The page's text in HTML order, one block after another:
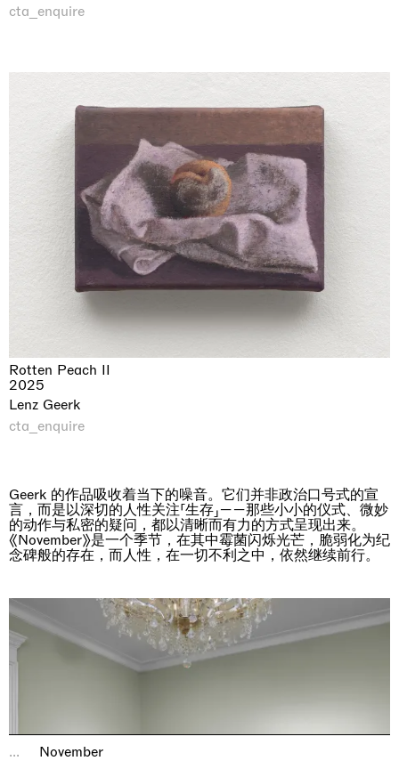
cta_enquire
Rotten Peach II
2025
Lenz Geerk
cta_enquire
Geerk 的作品吸收着当下的噪音。它们并非政治口号式的宣
言，而是以深切的人性关注「生存」——那些小小的仪式、微妙
的动作与私密的疑问，都以清晰而有力的方式呈现出来。
《November》是一个季节，在其中霉菌闪烁光芒，脆弱化为纪
念碑般的存在，而人性，在一切不利之中，依然继续前行。
... November